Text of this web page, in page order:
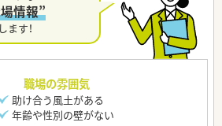
情報”
ます！
職場の雰囲気
助け合う風土がある
年齢や性別の壁がない